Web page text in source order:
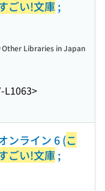
ごい!文庫;
L1063>
Other Libraries in Japan
ンライン 6 (こ
ごい!文庫;